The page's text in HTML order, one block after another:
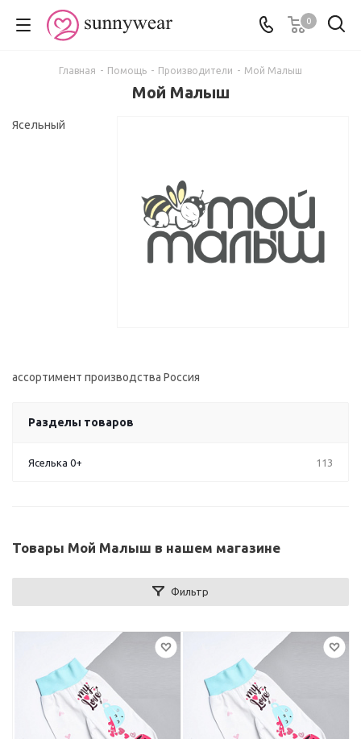
0
Главная - Помощь - Производители - Мой Малыш
Мой Малыш
Ясельный
ассортимент производства Россия
Разделы товаров
Яселька 0+ 113
Товары Мой Малыш в нашем магазине
Фильтр